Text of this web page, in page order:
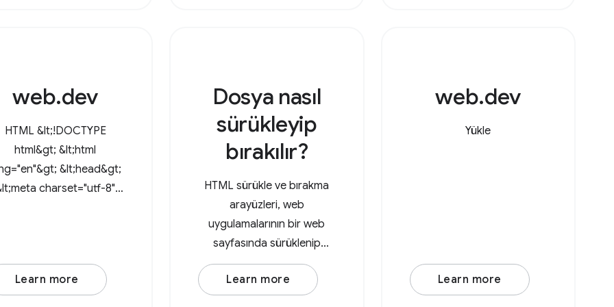
web.dev
HTML &lt;!DOCTYPE
html&gt; &lt;html
&lt;head&gt;
charset="utf-8"
initial-scale=1" /&gt;
&lt;title&gt;How to drag
Learn more
Dosya nasıl
sürükleyip
bırakılır?
HTML sürükle ve bırakma
arayüzleri, web
uygulamalarının bir web
sayfasında sürüklenip
bırakılan dosyaları kabul
etmesini sağlar. Sürükleyip
Learn more
web.dev
Yükle
Learn more